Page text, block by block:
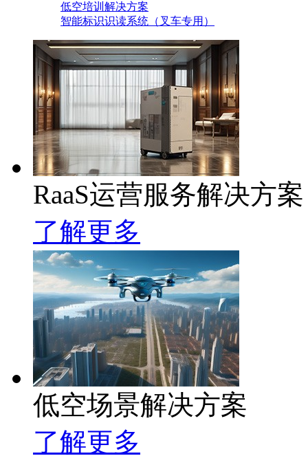
低空培训解决方案
智能标识识读系统（叉车专用）
RaaS运营服务解决方案
了解更多
低空场景解决方案
了解更多